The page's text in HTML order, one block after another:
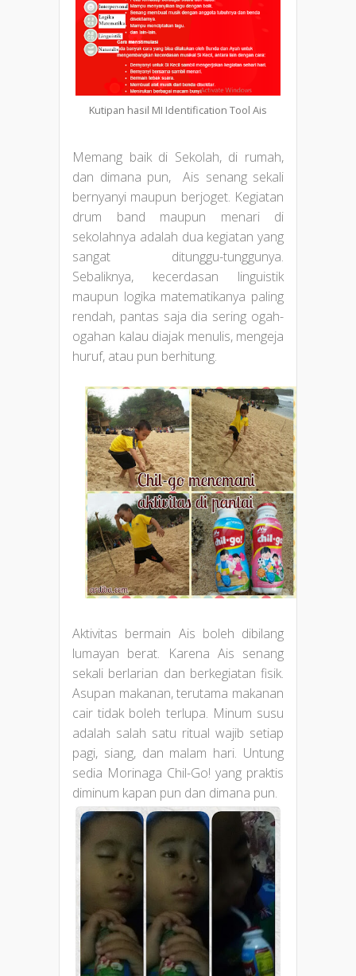
Kutipan hasil MI Identification Tool Ais
Memang baik di Sekolah, di rumah,
dan dimana pun, Ais senang sekali
bernyanyi maupun berjoget. Kegiatan
drum band maupun menari di
sekolahnya adalah dua kegiatan yang
sangat ditunggu-tunggunya.
Sebaliknya, kecerdasan linguistik
maupun logika matematikanya paling
rendah, pantas saja dia sering ogah-
ogahan kalau diajak menulis, mengeja
huruf, atau pun berhitung.
Aktivitas bermain Ais boleh dibilang
lumayan berat. Karena Ais senang
sekali berlarian dan berkegiatan fisik.
Asupan makanan, terutama makanan
cair tidak boleh terlupa. Minum susu
adalah salah satu ritual wajib setiap
pagi, siang, dan malam hari. Untung
sedia Morinaga Chil-Go! yang praktis
diminum kapan pun dan dimana pun.